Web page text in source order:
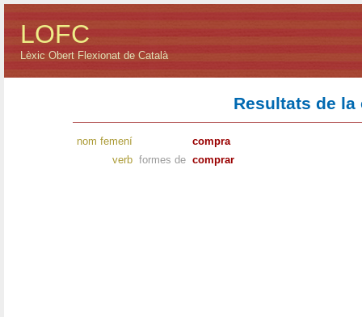
LOFC
Lèxic Obert Flexionat de Català
Resultats de la
nom femení
compra
verb formes de comprar